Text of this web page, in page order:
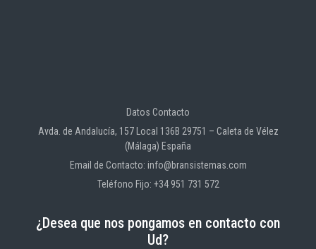
Datos Contacto
Avda. de Andalucía, 157 Local 136B 29751 – Caleta de Vélez
(Málaga) España
Email de Contacto: info@bransistemas.com
Teléfono Fijo: +34 951 731 572
¿Desea que nos pongamos en contacto con
Ud?